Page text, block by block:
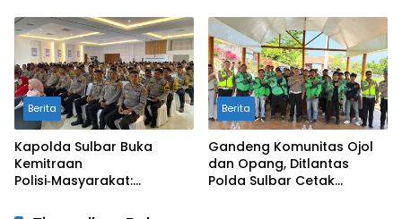
Menyentuh Hati
untuk Masyarakat
Berita
Kapolda Sulbar Buka
Kemitraan
Polisi‑Masyarakat:
Berita
Gandeng Komunitas Ojol
dan Opang, Ditlantas
Polda Sulbar Cetak